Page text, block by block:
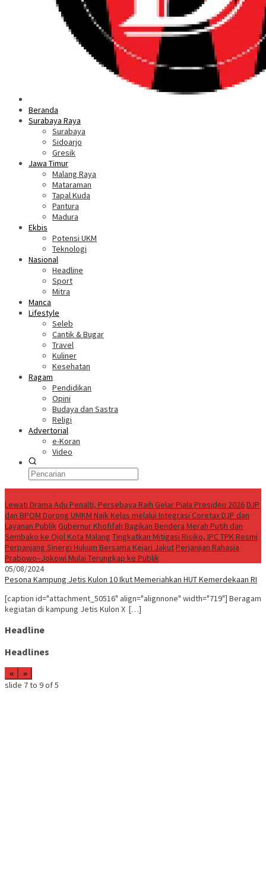
Beranda
Surabaya Raya
Surabaya
Sidoarjo
Gresik
Jawa Timur
Malang Raya
Mataraman
Tapal Kuda
Pantura
Madura
Ekbis
Potensi UKM
Teknologi
Nasional
Headline
Sport
Mitra
Manca
Lifestyle
Seleb
Cantik & Bugar
Travel
Kuliner
Kesehatan
Ragam
Pendidikan
Opini
Budaya dan Sastra
Religi
Advertorial
e-Koran
Video
Lewati Drama Adu Penalti, Persebaya Raih Gelar Piala Presiden 2026DJP
dan BPOM Dorong UMKM Naik Kelas melalui Integrasi Coretax DJP dan
Layanan PublikGubernur Khofifah Bagikan Bendera Merah Putih dan
Sembako ke Ojol Kota Malang Tingkatkan Mitigasi Risiko, IPC TPK Resmi
Perpanjang Sinergi Hukum Bersama Kejari JakutPerjanjian Rahasia
Prabowo–Jokowi Mulai Terungkap ke Publik
05/08/2024
Pesona Kampung Jetis Kulon 10 Ikut Memeriahkan HUT Kemerdekaan RI
[caption id="attachment_50516" align="alignnone" width="719"] Beragam
kegiatan di kampung Jetis Kulon X […]
Headline
Headlines
« »
slide 7 to 9of 5